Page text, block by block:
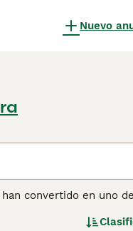
Nuevo
convertido en uno
conoce como el "Rey